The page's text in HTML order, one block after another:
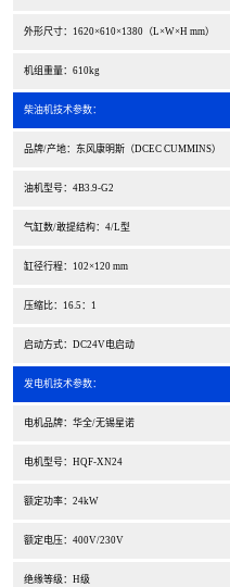
外形尺寸：1620×610×1380（L×W×H mm）
机组重量：610kg
柴油机技术参数：
品牌/产地：东风康明斯（DCEC CUMMINS）
油机型号：4B3.9-G2
气缸数/敢提结构：4/L型
缸径行程：102×120 mm
压缩比：16.5：1
启动方式：DC24V电启动
发电机技术参数：
电机品牌：华全/无锡星诺
电机型号：HQF-XN24
额定功率：24kW
额定电压：400V/230V
绝缘等级：H级